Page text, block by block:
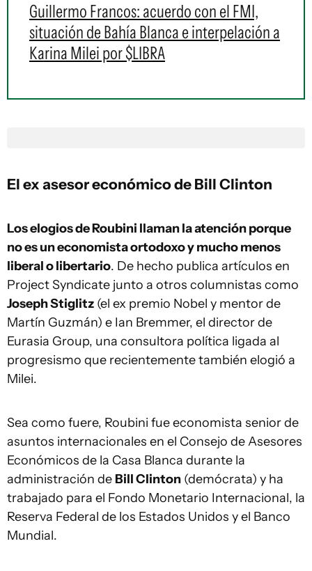
Guillermo Francos: acuerdo con el FMI,
situación de Bahía Blanca e interpelación a
Karina Milei por $LIBRA
El ex asesor económico de Bill Clinton
Los elogios de Roubini llaman la atención porque
no es un economista ortodoxo y mucho menos
liberal o libertario. De hecho publica artículos en
Project Syndicate junto a otros columnistas como
Joseph Stiglitz (el ex premio Nobel y mentor de
Martín Guzmán) e Ian Bremmer, el director de
Eurasia Group, una consultora política ligada al
progresismo que recientemente también elogió a
Milei.
Sea como fuere, Roubini fue economista senior de
asuntos internacionales en el Consejo de Asesores
Económicos de la Casa Blanca durante la
administración de Bill Clinton (demócrata) y ha
trabajado para el Fondo Monetario Internacional, la
Reserva Federal de los Estados Unidos y el Banco
Mundial.